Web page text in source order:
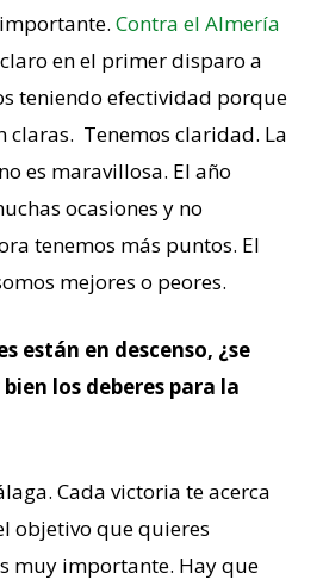
Contra el Almería
claro en el primer disparo a
teniendo efectividad porque
claras. Tenemos claridad. La
es maravillosa. El año
ocasiones y no
tenemos más puntos. El
mejores o peores.
están en descenso, ¿se
los deberes para la
Cada victoria te acerca
objetivo que quieres
muy importante. Hay que